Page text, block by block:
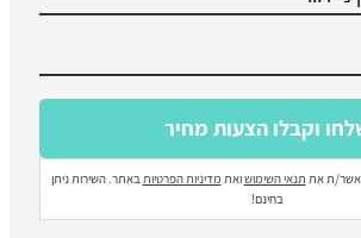
ת את תנאי השימושואת מדיניות הפרטיותבאתר. השירות ניתן
בחינם!